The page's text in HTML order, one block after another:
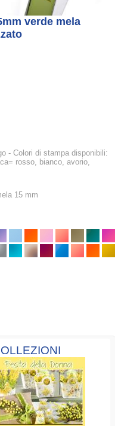
verde mela
- Colori di stampa disponibili:
rosso, bianco, avorio,
15 mm